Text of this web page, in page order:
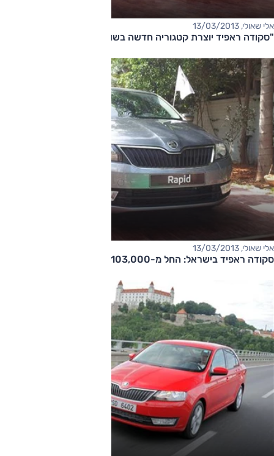
אלי שאולי, 13/03/2013
"סקודה ראפיד יוצרת קטגוריה חדשה בשוק"
אלי שאולי, 13/03/2013
סקודה ראפיד בישראל: החל מ-103,000 שקלים